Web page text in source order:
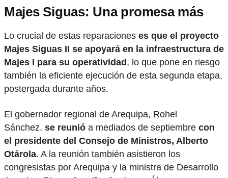
Majes Siguas: Una promesa más
Lo crucial de estas reparaciones es que el proyecto
Majes Siguas II se apoyará en la infraestructura de
Majes I para su operatividad, lo que pone en riesgo
también la eficiente ejecución de esta segunda etapa,
postergada durante años.
El gobernador regional de Arequipa, Rohel
Sánchez, se reunió a mediados de septiembre con
el presidente del Consejo de Ministros, Alberto
Otárola. A la reunión también asistieron los
congresistas por Arequipa y la ministra de Desarrollo